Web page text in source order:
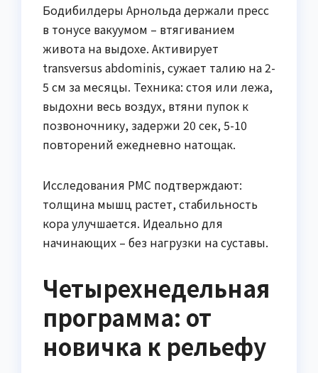
Бодибилдеры Арнольда держали пресс
в тонусе вакуумом – втягиванием
живота на выдохе. Активирует
transversus abdominis, сужает талию на 2-
5 см за месяцы. Техника: стоя или лежа,
выдохни весь воздух, втяни пупок к
позвоночнику, задержи 20 сек, 5-10
повторений ежедневно натощак.
Исследования PMC подтверждают:
толщина мышц растет, стабильность
кора улучшается. Идеально для
начинающих – без нагрузки на суставы.
Четырехнедельная
программа: от
новичка к рельефу